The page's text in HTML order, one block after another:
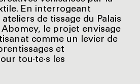
En interrogeant
de tissage du Palais
le projet envisage
comme un levier de
et
tou·te·s les